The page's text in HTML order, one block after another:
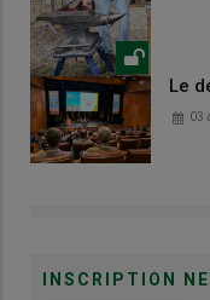
Le
03
INSCRIPTION